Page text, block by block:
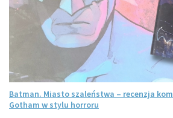
Batman. Miasto szaleństwa – recenzja
Gotham w stylu horroru